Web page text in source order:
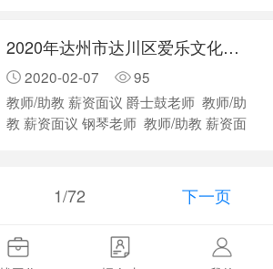
德商贸…
部、质检部、材料部、财务部、售后服务
部、品牌事业部、人力资源部，是华南地
区装饰行业十大装饰品牌企业，曾被评
为“广东省诚信经营企业”、“全国住宅装饰
百强企业”、“IFDA国际室内装饰设计协会
2020年达州市达川区爱乐文化传播有限责任公司招聘
2020-02-07
95
教师/助教 薪资面议 爵士鼓老师 教师/助
教 薪资面议 钢琴老师 教师/助教 薪资面
人 学历不限 经验不限 达州 - 通川 - 中心
广场 四川省达州市通川区通川中路132-
1/72 下一页